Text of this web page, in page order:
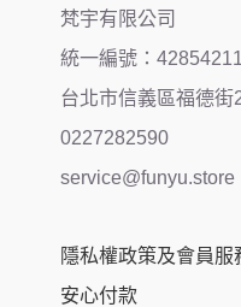
梵宇有限公司
統一編號：42854211
台北市信義區福德
0227282590
service@funyu.store
隱私權政策及會員服
安心付款